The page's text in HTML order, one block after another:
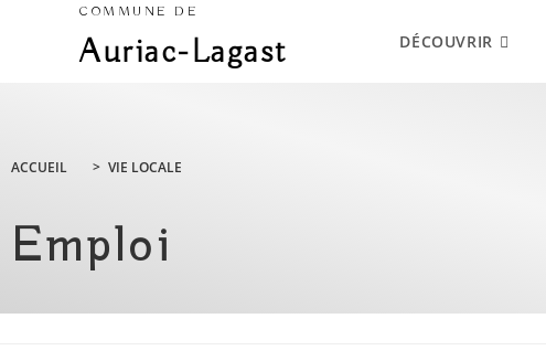
COMMUNE DE
Auriac-Lagast DÉCOUVRIR
ACCUEIL > VIE LOCALE
Emploi